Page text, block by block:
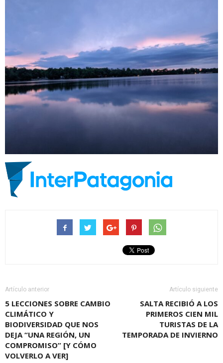
Artículo anterior
5 LECCIONES SOBRE CAMBIO
CLIMÁTICO Y
BIODIVERSIDAD QUE NOS
DEJA “UNA REGIÓN, UN
COMPROMISO” [Y CÓMO
VOLVERLO A VER]
Artículo siguiente
SALTA RECIBIÓ A LOS
PRIMEROS CIEN MIL
TURISTAS DE LA
TEMPORADA DE INVIERNO